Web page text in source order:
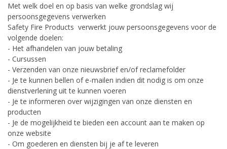
Met welk doel en op basis van welke grondslag wij
persoonsgegevens verwerken
Safety Fire Products verwerkt jouw persoonsgegevens voor de
volgende doelen:
- Het afhandelen van jouw betaling
- Cursussen
- Verzenden van onze nieuwsbrief en/of reclamefolder
- Je te kunnen bellen of e-mailen indien dit nodig is om onze
dienstverlening uit te kunnen voeren
- Je te informeren over wijzigingen van onze diensten en
producten
- Je de mogelijkheid te bieden een account aan te maken op
onze website
- Om goederen en diensten bij je af te leveren